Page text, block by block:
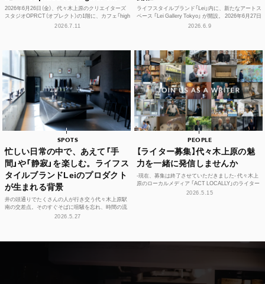
2026年6月26日（金）、代々木上原のクリエイターズ
スタジオOPRCT（オプレクト）の1階に、カフェ「high
er.」（ハイアー）がグランドオープンし...
2026.7.11
ライフスタイルブランド「Lei」内に、新たなアートス
ペース 「Lei Gallery Tokyo」 が開設。 2026年6月27日
（土）から、初の企画展...2026.6.9
SPOTS
忙しい日常の中で、あえて「手
間」や「静寂」を楽しむ。ライフス
タイルブランドLeiのプロダクト
が生まれる背景
井の頭通りでたくさんの人が行き交う代々木上原駅
南の交差点。そのすぐそばに喧騒を忘れ、時間の流
れや感性をフラットに整えられる空間があります。
2026.5.27
PEOPLE
【ライター募集】代々木上原の魅
力を一緒に発信しませんか
-現在、募集は終了させていただきました- 代々木上
原のローカルメディア 「ACT LOCALLY」のライター
募集！ 世界中にある個性豊かな街に負けない魅...
2026.5.15